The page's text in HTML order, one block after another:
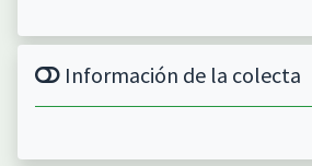
Información de la colecta